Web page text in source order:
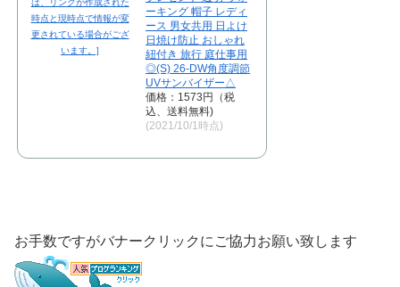
ーキング 帽子 レディ
ース 男女共用 日よけ
日焼け防止 おしゃれ
紐付き 旅行 庭仕事用
◎(S) 26-DW角度調節
UVサンバイザー△
価格：1573円（税
込、送料無料)
(2021/10/1時点)
お手数ですがバナークリックにご協力お願い致します